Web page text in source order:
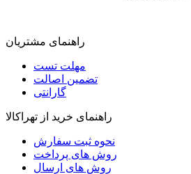
راهنمای مشتریان
مهلت تست
تضمین اصالت
گارانتی
راهنمای خرید از تهراکالا
نحوه ثبت سفارش
روش های پرداخت
روش های ارسال